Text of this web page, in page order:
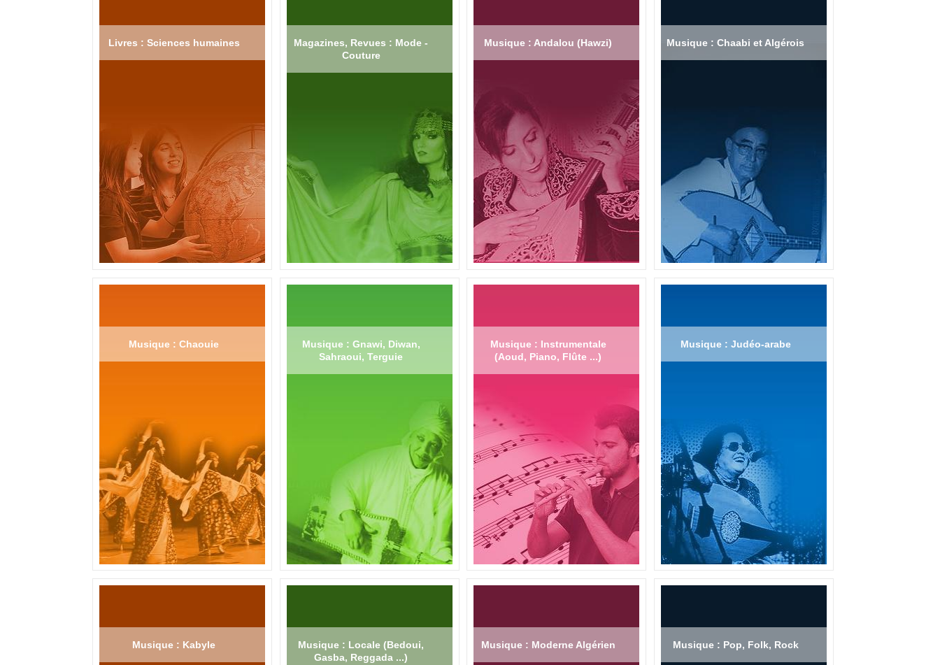
Livres : Sciences humaines
Magazines, Revues : Mode -
Couture
Musique : Andalou (Hawzi) Musique : Chaabi et Algérois
Musique : Chaouie
Musique : Gnawi, Diwan,
Sahraoui, Terguie
Musique : Instrumentale
(Aoud, Piano, Flûte ...)
Musique : Judéo-arabe
Musique : Kabyle
Musique : Locale (Bedoui,
Gasba, Reggada ...)
Musique : Moderne Algérien Musique : Pop, Folk, Rock